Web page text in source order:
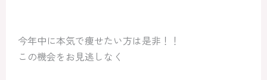
今年中に本気で痩せたい方は是非！！
この機会をお見逃しなく